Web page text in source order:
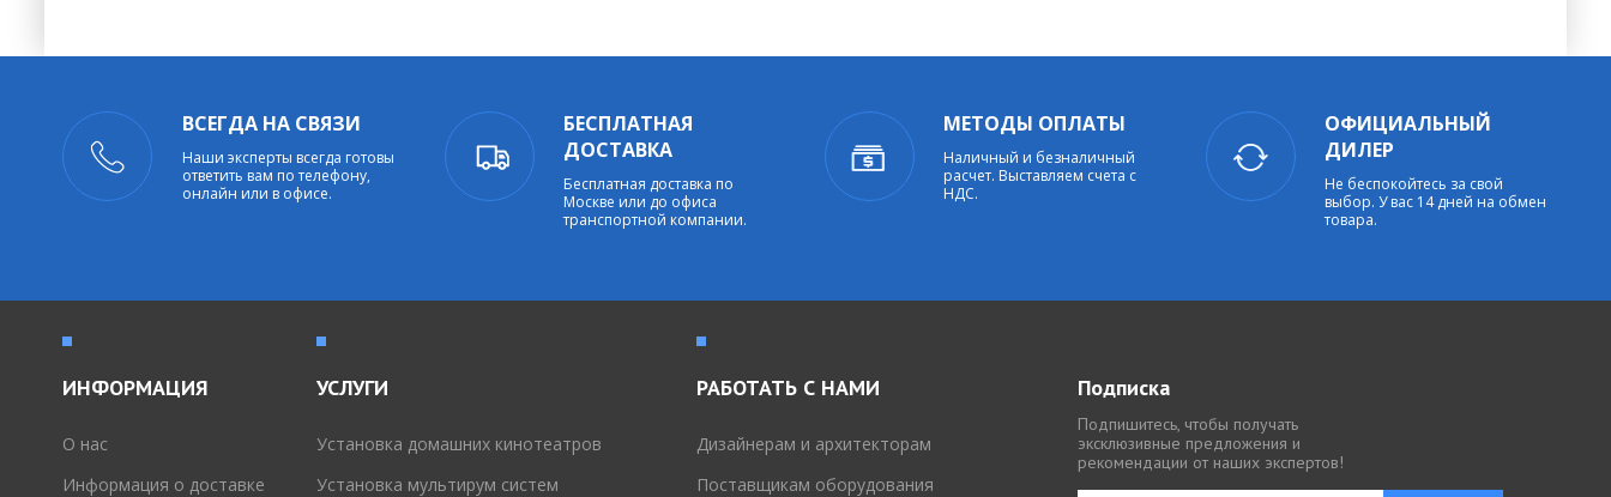
ВСЕГДА НА СВЯЗИ
Наши эксперты всегда готовы
ответить вам по телефону,
онлайн или в офисе.
БЕСПЛАТНАЯ
ДОСТАВКА
Бесплатная доставка по
Москве или до офиса
транспортной компании.
МЕТОДЫ ОПЛАТЫ
Наличный и безналичный
расчет. Выставляем счета с
НДС.
ОФИЦИАЛЬНЫЙ
ДИЛЕР
Не беспокойтесь за свой
выбор. У вас 14 дней на обмен
товара.
ИНФОРМАЦИЯ
O нас
Информация о доставке
УСЛУГИ
Установка домашних кинотеатров
Установка мультирум систем
РАБОТАТЬ С НАМИ
Дизайнерам и архитекторам
Поставщикам оборудования
Подписка
Подпишитесь, чтобы получать
эксклюзивные предложения и
рекомендации от наших экспертов!